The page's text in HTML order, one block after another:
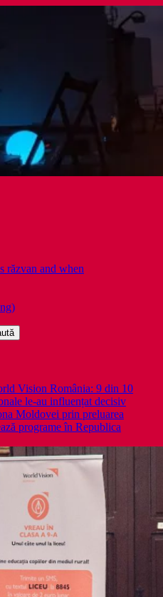
răzvan and when
Vision România: 9 din 10
le-au influențat decisiv
Moldovei prin preluarea
programe în Republica